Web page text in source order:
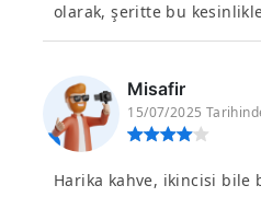
olarak, şeritte bu
Misafir
15/07/2025
Harika kahve, ikincisi bile